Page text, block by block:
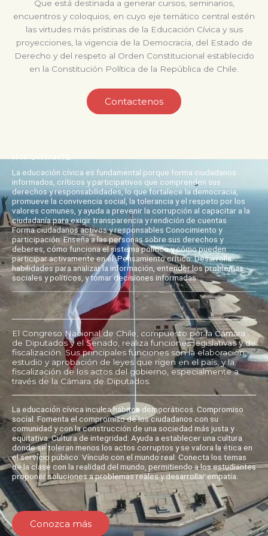
Que está destinada a generar cursos, seminarios,
encuentros y coloquios, en cuyo eje temático central estén
las virtudes más prístinas de la Educación Cívica y sus
proyecciones, la vigencia de la Democracia, del Estado de
Derecho y del respeto al Orden Constitucional establecido
en la Constitución Política de la República de Chile.
Contactenos
La educación cívica es fundamental porque forma ciudadanos
informados, críticos y participativos que comprenden sus
derechos y responsabilidades, lo que fortalece la democracia,
promueve la convivencia social, la tolerancia y el respeto por los
valores comunes, y ayuda a prevenir la corrupción al capacitar a la
ciudadanía para exigir transparencia y rendición de cuentas
Forma ciudadanos activos y responsables Conocimiento y
participación: Enseña a las personas sobre sus derechos y
deberes, cómo funciona el sistema político y cómo pueden
participar activamente en él. Pensamiento crítico: Desarrolla
habilidades para analizar la información, entender los problemas
sociales y políticos, y tomar decisiones informadas.
El Congreso Nacional de Chile, compuesto por la Cámara
de Diputados y el Senado, realiza funciones legislativas y de
fiscalización. Sus principales funciones son la elaboración,
estudio y aprobación de leyes que rigen en el país, y la
fiscalización de los actos del gobierno, especialmente a
través de la Cámara de Diputados.
La educación cívica inculca hábitos democráticos. Compromiso
social: Fomenta el compromiso de los ciudadanos con su
comunidad y con la construcción de una sociedad más justa y
equitativa. Cultura de integridad: Ayuda a establecer una cultura
donde se toleran menos los actos corruptos y se valora la ética en
el servicio público. Vínculo con el mundo real: Conecta los temas
de la clase con la realidad del mundo, permitiendo a los estudiantes
proponer soluciones a problemas reales y desarrollar empatía.
Conozca más